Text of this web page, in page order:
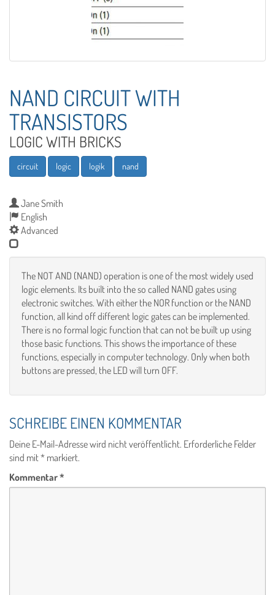
NAND CIRCUIT WITH
TRANSISTORS
LOGIC WITH BRICKS
circuit logic logik nand
Jane Smith
English
Advanced
The NOT AND (NAND) operation is one of the most widely used
logic elements. Its built into the so called NAND gates using
electronic switches. With either the NOR function or the NAND
function, all kind off different logic gates can be implemented.
There is no formal logic function that can not be built up using
those basic functions. This shows the importance of these
functions, especially in computer technology. Only when both
buttons are pressed, the LED will turn OFF.
SCHREIBE EINEN KOMMENTAR
Deine E-Mail-Adresse wird nicht veröffentlicht. Erforderliche Felder
sind mit* markiert.
Kommentar*